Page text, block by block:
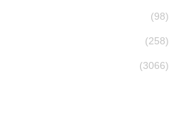
(98)
(258)
(3066)